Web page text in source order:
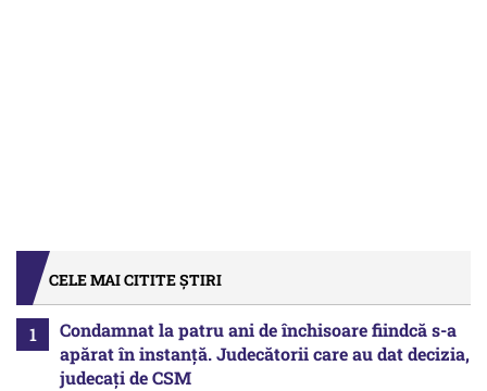
CELE MAI CITITE ȘTIRI
Condamnat la patru ani de închisoare fiindcă s-a
apărat în instanță. Judecătorii care au dat decizia,
judecați de CSM